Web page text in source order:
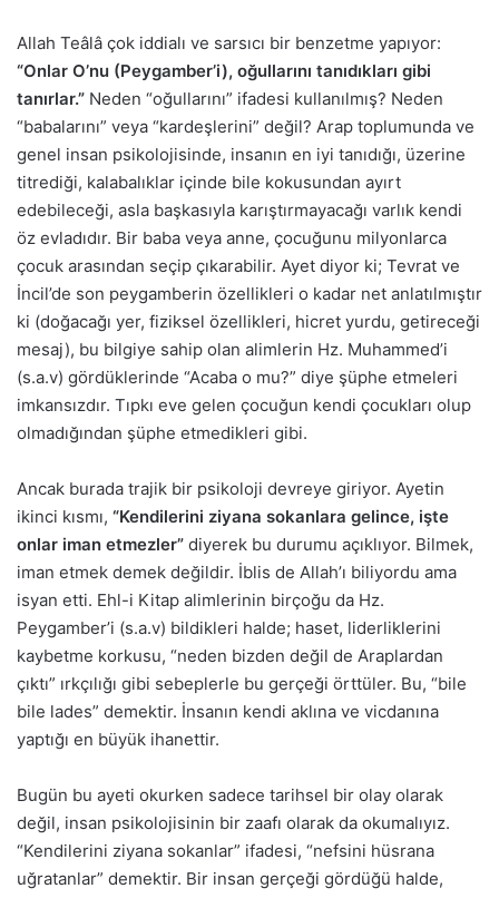
Allah Teâlâ çok iddialı ve sarsıcı bir benzetme yapıyor:
“Onlar O’nu (Peygamber’i), oğullarını tanıdıkları gibi
tanırlar.” Neden “oğullarını” ifadesi kullanılmış? Neden
“babalarını” veya “kardeşlerini” değil? Arap toplumunda ve
genel insan psikolojisinde, insanın en iyi tanıdığı, üzerine
titrediği, kalabalıklar içinde bile kokusundan ayırt
edebileceği, asla başkasıyla karıştırmayacağı varlık kendi
öz evladıdır. Bir baba veya anne, çocuğunu milyonlarca
çocuk arasından seçip çıkarabilir. Ayet diyor ki; Tevrat ve
İncil’de son peygamberin özellikleri o kadar net anlatılmıştır
ki (doğacağı yer, fiziksel özellikleri, hicret yurdu, getireceği
mesaj), bu bilgiye sahip olan alimlerin Hz. Muhammed’i
(s.a.v) gördüklerinde “Acaba o mu?” diye şüphe etmeleri
imkansızdır. Tıpkı eve gelen çocuğun kendi çocukları olup
olmadığından şüphe etmedikleri gibi.
Ancak burada trajik bir psikoloji devreye giriyor. Ayetin
ikinci kısmı, “Kendilerini ziyana sokanlara gelince, işte
onlar iman etmezler” diyerek bu durumu açıklıyor. Bilmek,
iman etmek demek değildir. İblis de Allah’ı biliyordu ama
isyan etti. Ehl-i Kitap alimlerinin birçoğu da Hz.
Peygamber’i (s.a.v) bildikleri halde; haset, liderliklerini
kaybetme korkusu, “neden bizden değil de Araplardan
çıktı” ırkçılığı gibi sebeplerle bu gerçeği örttüler. Bu, “bile
bile lades” demektir. İnsanın kendi aklına ve vicdanına
yaptığı en büyük ihanettir.
Bugün bu ayeti okurken sadece tarihsel bir olay olarak
değil, insan psikolojisinin bir zaafı olarak da okumalıyız.
“Kendilerini ziyana sokanlar” ifadesi, “nefsini hüsrana
uğratanlar” demektir. Bir insan gerçeği gördüğü halde,